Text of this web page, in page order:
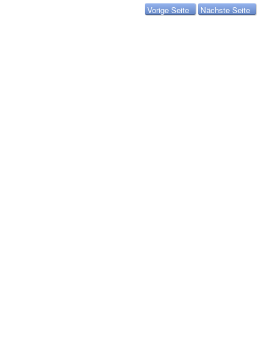
Vorige Seite Nächste Seite